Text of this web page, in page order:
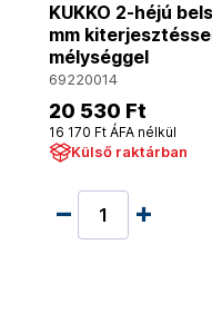
KUKKO 2-héjú
mm
mélységgel
69220014
20 530 Ft
16 170 Ft ÁFA nélkül
Külső raktárban